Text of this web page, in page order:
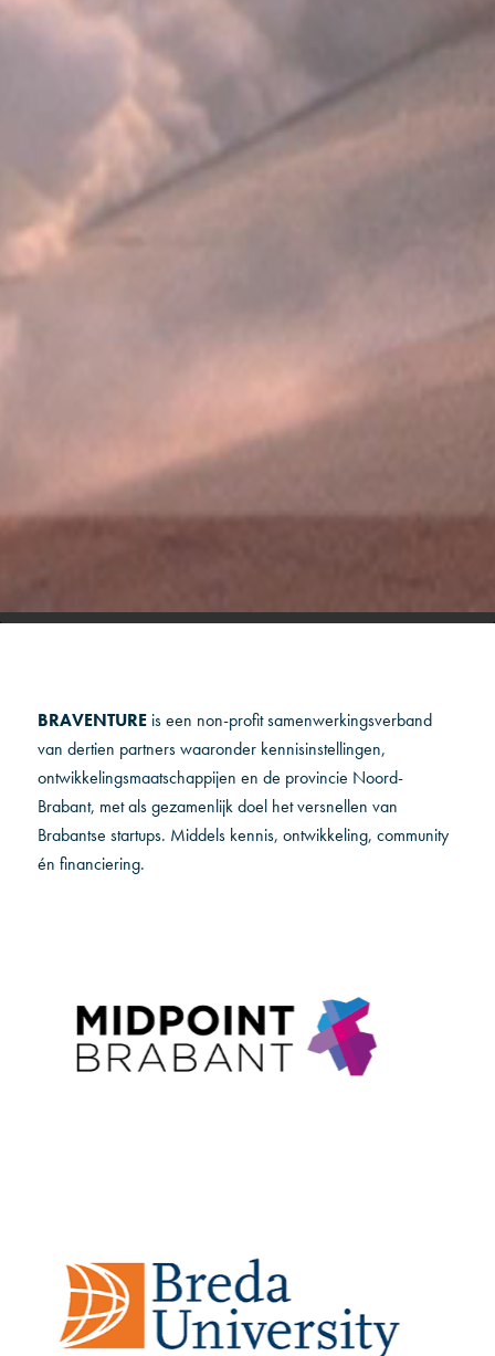
BRAVENTURE is een non-profit samenwerkingsverband
van dertien partners waaronder kennisinstellingen,
ontwikkelingsmaatschappijen en de provincie Noord-
Brabant, met als gezamenlijk doel het versnellen van
Brabantse startups. Middels kennis, ontwikkeling, community
én financiering.